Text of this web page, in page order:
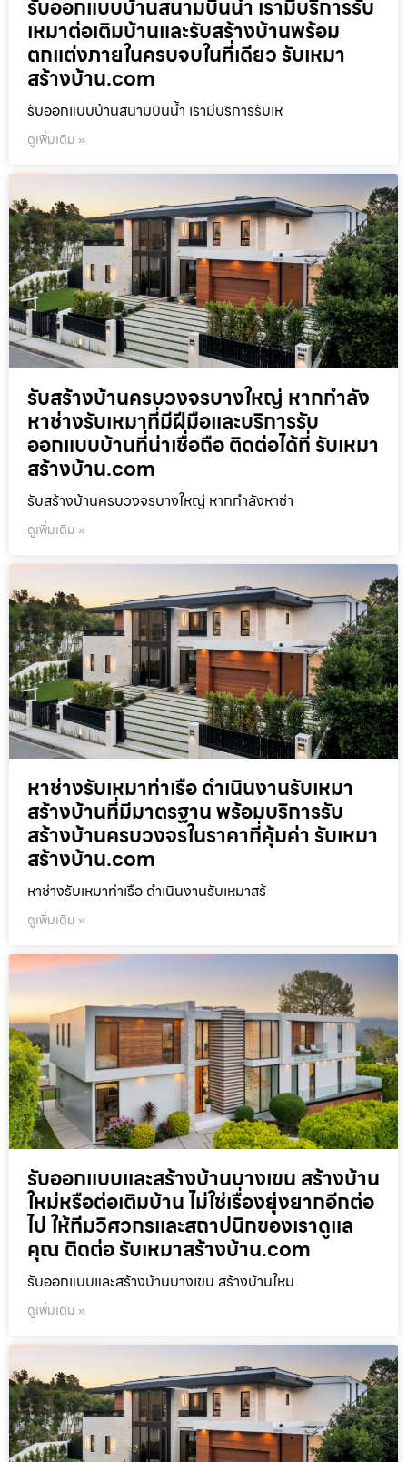
รับออกแบบบ้านสนามบินน้ำ เรามีบริการรับ
เหมาต่อเติมบ้านและรับสร้างบ้านพร้อม
ตกแต่งภายในครบจบในที่เดียว รับเหมา
สร้างบ้าน.com
รับออกแบบบ้านสนามบินน้ำ เรามีบริการรับเห
ดูเพิ่มเติม »
รับสร้างบ้านครบวงจรบางใหญ่ หากกำลัง
หาช่างรับเหมาที่มีฝีมือและบริการรับ
ออกแบบบ้านที่น่าเชื่อถือ ติดต่อได้ที่ รับเหมา
สร้างบ้าน.com
รับสร้างบ้านครบวงจรบางใหญ่ หากกำลังหาช่า
ดูเพิ่มเติม »
หาช่างรับเหมาท่าเรือ ดำเนินงานรับเหมา
สร้างบ้านที่มีมาตรฐาน พร้อมบริการรับ
สร้างบ้านครบวงจรในราคาที่คุ้มค่า รับเหมา
สร้างบ้าน.com
หาช่างรับเหมาท่าเรือ ดำเนินงานรับเหมาสร้
ดูเพิ่มเติม »
รับออกแบบและสร้างบ้านบางเขน สร้างบ้าน
ใหม่หรือต่อเติมบ้าน ไม่ใช่เรื่องยุ่งยากอีกต่อ
ไป ให้ทีมวิศวกรและสถาปนิกของเราดูแล
คุณ ติดต่อ รับเหมาสร้างบ้าน.com
รับออกแบบและสร้างบ้านบางเขน สร้างบ้านใหม
ดูเพิ่มเติม »